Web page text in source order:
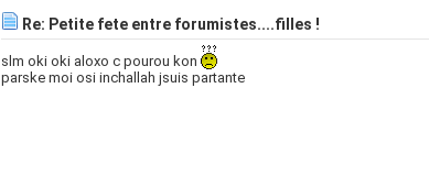
Re: Petite fete entre forumistes....filles !
slm oki oki aloxo c pourou kon
parske moi osi inchallah jsuis partante